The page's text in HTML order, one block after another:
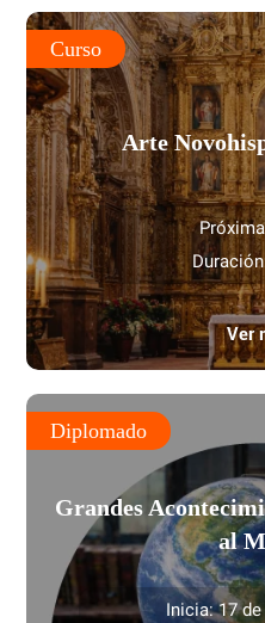
Arte
Ver
Curso
Grandes
al
Inicia: 17
Diplomado